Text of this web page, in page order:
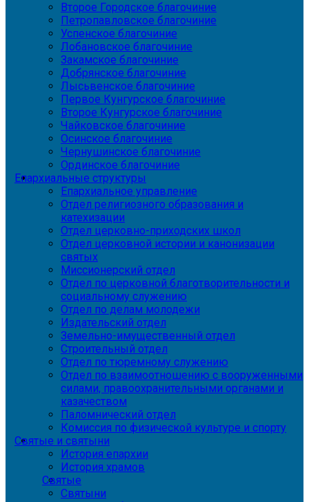
Второе Городское благочиние
Петропавловское благочиние
Успенское благочиние
Лобановское благочиние
Закамское благочиние
Добрянское благочиние
Лысьвенское благочиние
Первое Кунгурское благочиние
Второе Кунгурское благочиние
Чайковское благочиние
Осинское благочиние
Чернушинское благочиние
Ординское благочиние
Епархиальные структуры
Епархиальное управление
Отдел религиозного образования и
катехизации
Отдел церковно-приходских школ
Отдел церковной истории и канонизации
святых
Миссионерский отдел
Отдел по церковной благотворительности и
социальному служению
Отдел по делам молодежи
Издательский отдел
Земельно-имущественный отдел
Строительный отдел
Отдел по тюремному служению
Отдел по взаимоотношению с вооруженными
силами, правоохранительными органами и
казачеством
Паломнический отдел
Комиссия по физической культуре и спорту
Святые и святыни
История епархии
История храмов
Святые
Святыни